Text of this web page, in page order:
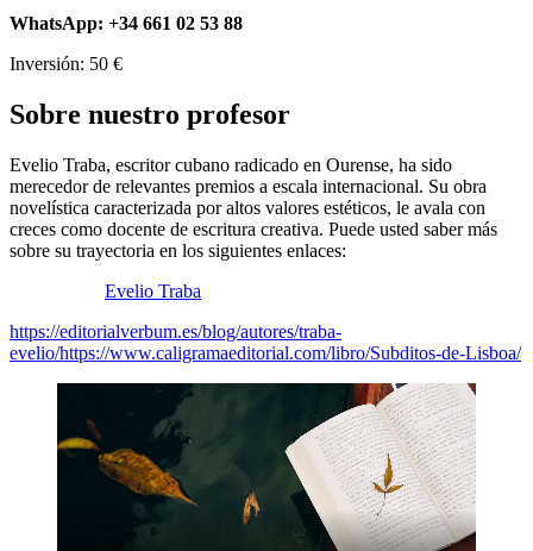
WhatsApp: +34 661 02 53 88
Inversión: 50 €
Sobre nuestro profesor
Evelio Traba, escritor cubano radicado en Ourense, ha sido
merecedor de relevantes premios a escala internacional. Su obra
novelística caracterizada por altos valores estéticos, le avala con
creces como docente de escritura creativa. Puede usted saber más
sobre su trayectoria en los siguientes enlaces:
Evelio Traba
https://editorialverbum.es/blog/autores/traba-
evelio/https://www.caligramaeditorial.com/libro/Subditos-de-Lisboa/